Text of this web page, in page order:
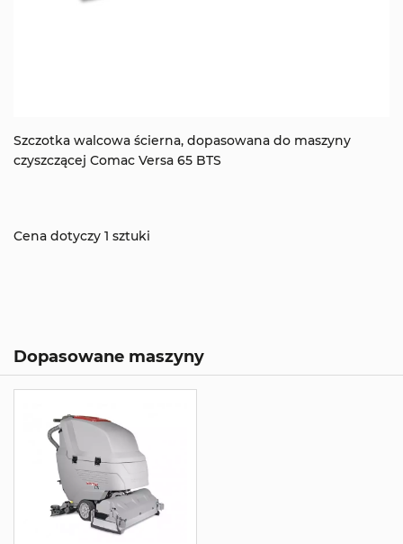
Szczotka walcowa ścierna, dopasowana do maszyny
czyszczącej Comac Versa 65 BTS
Cena dotyczy 1 sztuki
Dopasowane maszyny